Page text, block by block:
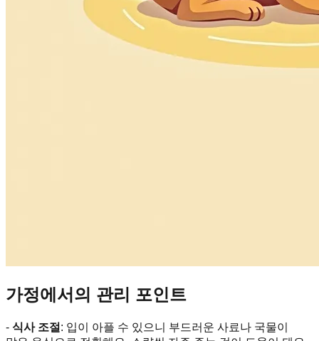
가정에서의 관리 포인트
- 식사 조절 : 입이 아플 수 있으니 부드러운 사료나 국물이